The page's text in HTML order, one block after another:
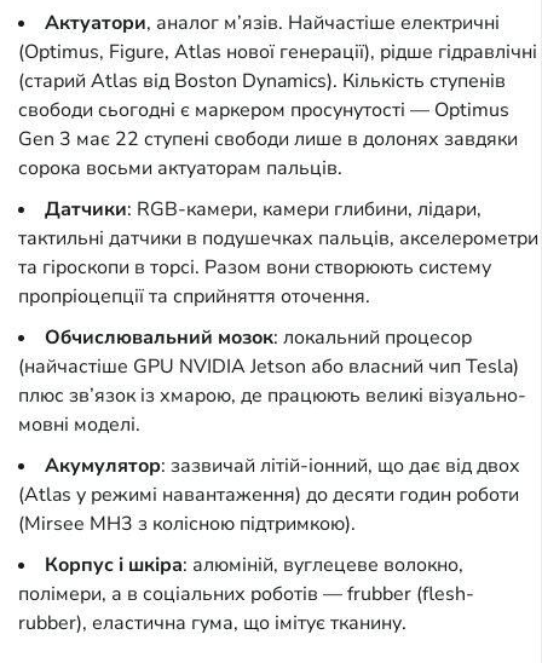
Актуатори, аналог м’язів. Найчастіше електричні
(Optimus, Figure, Atlas нової генерації), рідше гідравлічні
(старий Atlas від Boston Dynamics). Кількість ступенів
свободи сьогодні є маркером просунутості — Optimus
Gen 3 має 22 ступені свободи лише в долонях завдяки
сорока восьми актуаторам пальців.
Датчики: RGB-камери, камери глибини, лідари,
тактильні датчики в подушечках пальців, акселерометри
та гіроскопи в торсі. Разом вони створюють систему
пропріоцепції та сприйняття оточення.
Обчислювальний мозок: локальний процесор
(найчастіше GPU NVIDIA Jetson або власний чип Tesla)
плюс зв’язок із хмарою, де працюють великі візуально-
мовні моделі.
Акумулятор: зазвичай літій-іонний, що дає від двох
(Atlas у режимі навантаження) до десяти годин роботи
(Mirsee MH3 з колісною підтримкою).
Корпус і шкіра: алюміній, вуглецеве волокно,
полімери, а в соціальних роботів — frubber (flesh-
rubber), еластична гума, що імітує тканину.